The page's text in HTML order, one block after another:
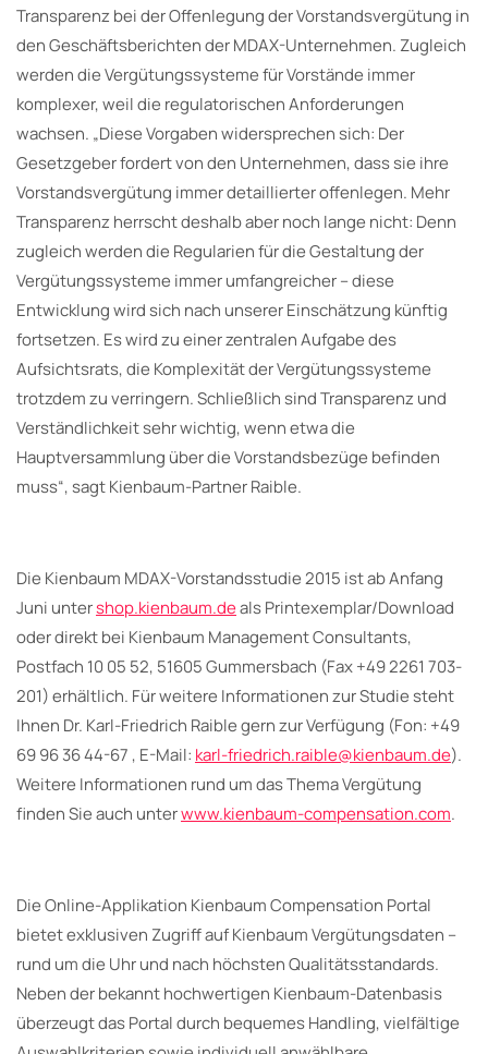
Transparenz bei der Offenlegung der Vorstandsvergütung in
den Geschäftsberichten der MDAX-Unternehmen. Zugleich
werden die Vergütungssysteme für Vorstände immer
komplexer, weil die regulatorischen Anforderungen
wachsen. „Diese Vorgaben widersprechen sich: Der
Gesetzgeber fordert von den Unternehmen, dass sie ihre
Vorstandsvergütung immer detaillierter offenlegen. Mehr
Transparenz herrscht deshalb aber noch lange nicht: Denn
zugleich werden die Regularien für die Gestaltung der
Vergütungssysteme immer umfangreicher – diese
Entwicklung wird sich nach unserer Einschätzung künftig
fortsetzen. Es wird zu einer zentralen Aufgabe des
Aufsichtsrats, die Komplexität der Vergütungssysteme
trotzdem zu verringern. Schließlich sind Transparenz und
Verständlichkeit sehr wichtig, wenn etwa die
Hauptversammlung über die Vorstandsbezüge befinden
muss“, sagt Kienbaum-Partner Raible.
Die Kienbaum MDAX-Vorstandsstudie 2015 ist ab Anfang
Juni untershop.kienbaum.deals Printexemplar/Download
oder direkt bei Kienbaum Management Consultants,
Postfach 10 05 52, 51605 Gummersbach (Fax +49 2261 703-
201) erhältlich. Für weitere Informationen zur Studie steht
Ihnen Dr. Karl-Friedrich Raible gern zur Verfügung (Fon: +49
69 96 36 44-67 , E-Mail: karl-friedrich.raible@kienbaum.de).
Weitere Informationen rund um das Thema Vergütung
finden Sie auch unterwww.kienbaum-compensation.com.
Die Online-Applikation Kienbaum Compensation Portal
bietet exklusiven Zugriff auf Kienbaum Vergütungsdaten –
rund um die Uhr und nach höchsten Qualitätsstandards.
Neben der bekannt hochwertigen Kienbaum-Datenbasis
überzeugt das Portal durch bequemes Handling, vielfältige